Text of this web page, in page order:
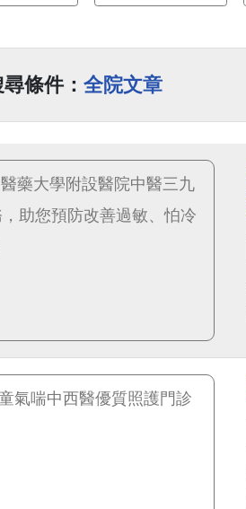
條件： 全院文章